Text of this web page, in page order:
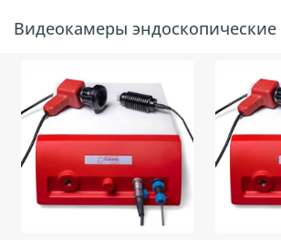
Видеокамеры эндоскопические